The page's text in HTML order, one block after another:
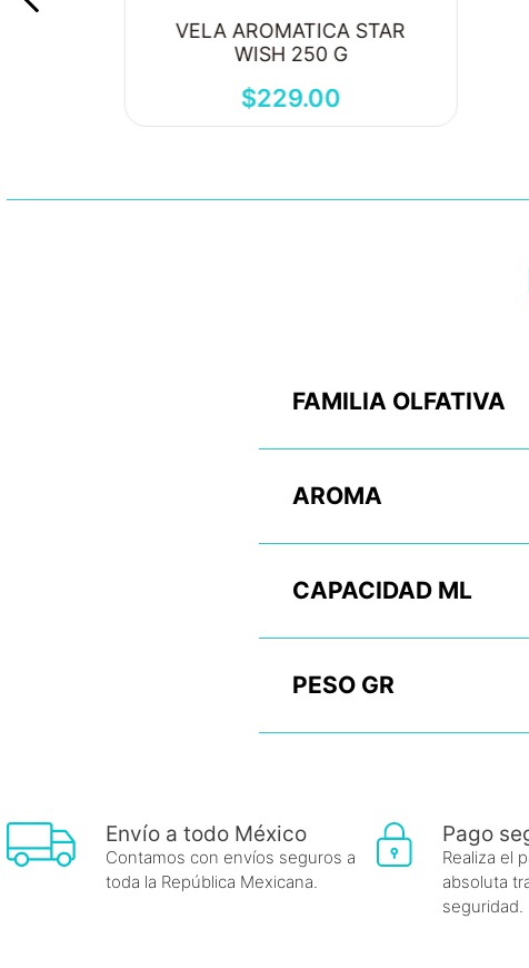
VELA AROMATICA STAR
WISH 250 G
$229.00
FAMILIA OLFATIVA
AROMA
CAPACIDAD ML
PESO GR
Envío a todo México
Contamos con envíos seguros a
toda la República Mexicana.
Pago
Realiza el
absoluta
seguridad.